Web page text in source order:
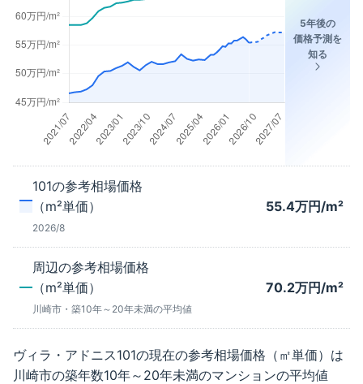
5年後の
価格予測を
知る
101の参考相場価格
（m²単価）
2026/8
55.4万円/m²
周辺の参考相場価格
（m²単価）
川崎市 ・築10年～20年未満の平均値
70.2万円/m²
ヴィラ・アドニス101の現在の参考相場価格（㎡単価）は
川崎市の築年数10年～20年未満のマンションの平均値